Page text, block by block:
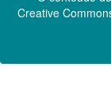
Creative